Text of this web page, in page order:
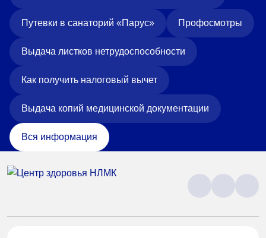
Путевки в санаторий «Парус» Профосмотры
Выдача листков нетрудоспособности
Как получить налоговый вычет
Выдача копий медицинской документации
Вся информация